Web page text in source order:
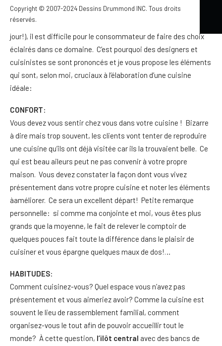
Copyright © 2007-2024 Dessins Drummond INC. Tous droits
réservés.
y parle qu’avec tous les matériaux et les produits
« tendances » qui sortent à chaque semaine (pour ne pas dire
jour!), il est difficile pour le consommateur de faire des choix
éclairés dans ce domaine. C’est pourquoi des designers et
cuisinistes se sont prononcés et je vous propose les éléments
qui sont, selon moi, cruciaux à l’élaboration d’une cuisine
idéale:
CONFORT:
Vous devez vous sentir chez vous dans votre cuisine ! Bizarre
à dire mais trop souvent, les clients vont tenter de reproduire
une cuisine qu’ils ont déjà visitée car ils la trouvaient belle. Ce
qui est beau aileurs peut ne pas convenir à votre propre
maison. Vous devez constater la façon dont vous vivez
présentement dans votre propre cuisine et noter les éléments
àaméliorer. Ce sera un excellent départ! Petite remarque
personnelle: si comme ma conjointe et moi, vous êtes plus
grands que la moyenne, le fait de relever le comptoir de
quelques pouces fait toute la différence dans le plaisir de
cuisiner et vous épargne quelques maux de dos!…
HABITUDES:
Comment cuisinez-vous? Quel espace vous n’avez pas
présentement et vous aimeriez avoir? Comme la cuisine est
souvent le lieu de rassemblement familial, comment
organisez-vous le tout afin de pouvoir accueillir tout le
monde? À cette question, l’ilôt central avec des bancs de